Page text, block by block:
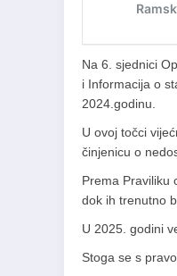
Na 6. sjednici
i Informacija o
2024.godinu.
U ovoj točci
činjenicu o
Prema Praviliku
dok ih trenutno
U 2025. godini
Stoga se s